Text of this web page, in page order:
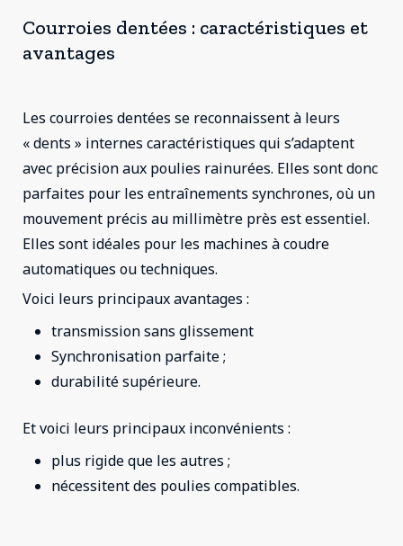
Courroies dentées : caractéristiques et
avantages
Les courroies dentées se reconnaissent à leurs
« dents » internes caractéristiques qui s’adaptent
avec précision aux poulies rainurées. Elles sont donc
parfaites pour les entraînements synchrones, où un
mouvement précis au millimètre près est essentiel.
Elles sont idéales pour les machines à coudre
automatiques ou techniques.
Voici leurs principaux avantages :
transmission sans glissement
Synchronisation parfaite ;
durabilité supérieure.
Et voici leurs principaux inconvénients :
plus rigide que les autres ;
nécessitent des poulies compatibles.